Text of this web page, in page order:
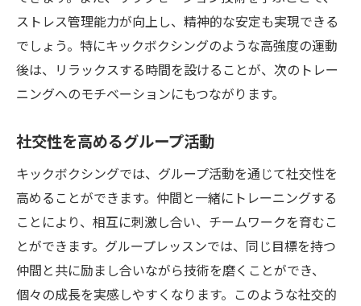
ストレス管理能力が向上し、精神的な安定も実現できる
でしょう。特にキックボクシングのような高強度の運動
後は、リラックスする時間を設けることが、次のトレー
ニングへのモチベーションにもつながります。
社交性を高めるグループ活動
キックボクシングでは、グループ活動を通じて社交性を
高めることができます。仲間と一緒にトレーニングする
ことにより、相互に刺激し合い、チームワークを育むこ
とができます。グループレッスンでは、同じ目標を持つ
仲間と共に励まし合いながら技術を磨くことができ、
個々の成長を実感しやすくなります。このような社交的